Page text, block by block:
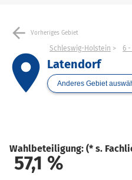
arrow_back Vorheriges Gebiet
place
Schleswig-Holstein 6
Latendorf
Anderes Gebiet
Wahlbeteiligung: (* s.
57,1 %